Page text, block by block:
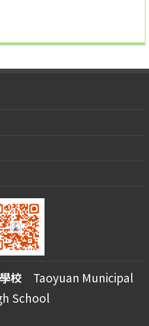
校 Taoyuan Municipal
School